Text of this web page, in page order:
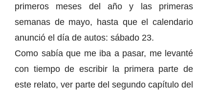
primeros meses del año y las primeras
semanas de mayo, hasta que el calendario
anunció el día de autos: sábado 23.
Como sabía que me iba a pasar, me levanté
con tiempo de escribir la primera parte de
este relato, ver parte del segundo capítulo del